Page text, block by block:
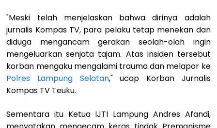
"Meski telah menjelaskan bahwa dirinya adalah
jurnalis Kompas TV, para pelaku tetap menekan dan
diduga mengancam gerakan seolah-olah ingin
mengeluarkan senjata tajam. Atas insiden tersebut
korban mengaku mengalami trauma dan melapor ke
Polres Lampung Selatan," ucap Korban Jurnalis
Kompas TV Teuku.
Sementara itu Ketua IJTI Lampung Andres Afandi,